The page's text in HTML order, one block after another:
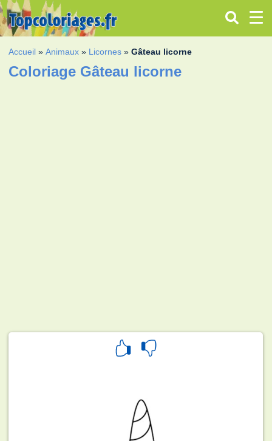
Accueil »Animaux » Licornes »Gâteau licorne
Coloriage Gâteau licorne